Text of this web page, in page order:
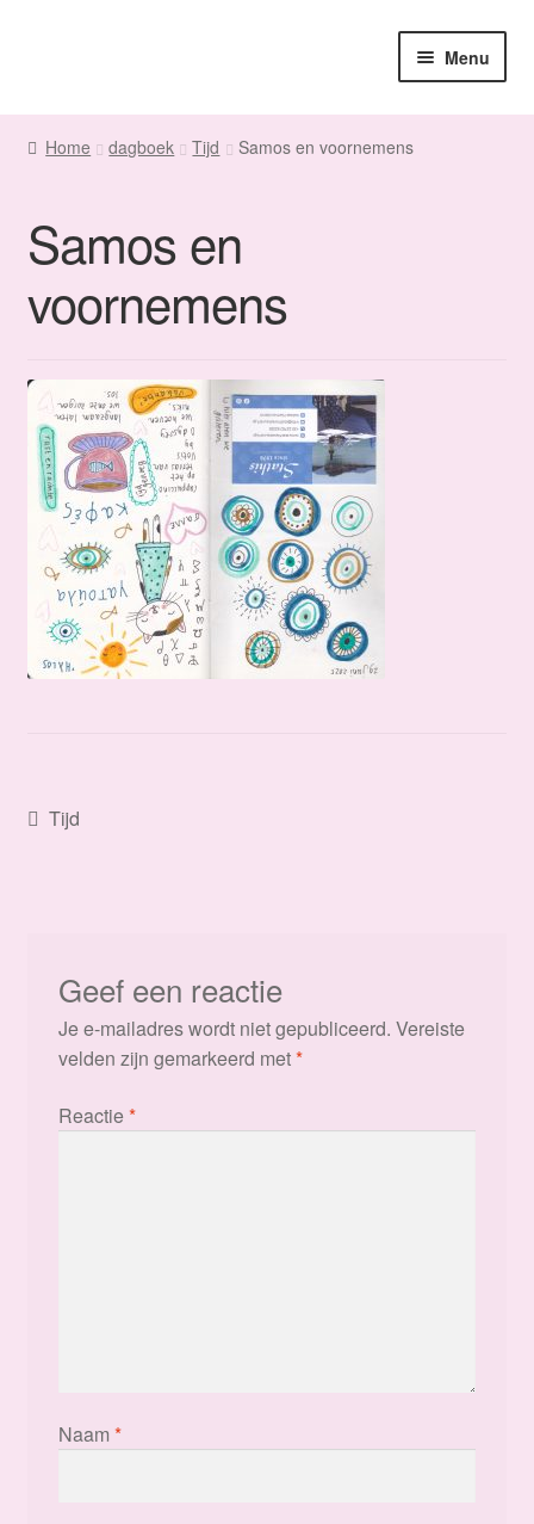
navigatie
inhoud
Menu
Home
Maatwerk
Winkel
Contact
Home dagboek Tijd Samos en voornemens
Samos en
voornemens
Bericht
Vorig
Tijd
Geef een reactie
Je e-mailadres wordt niet gepubliceerd. Vereiste
velden zijn gemarkeerd met*
Reactie*
Naam *